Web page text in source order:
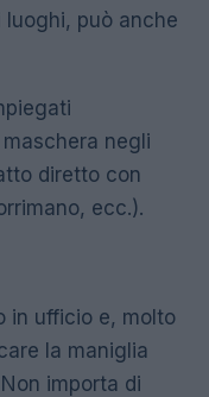
luoghi, può anche
maschera negli
diretto con
ecc.).
in ufficio e, molto
la maniglia
importa di